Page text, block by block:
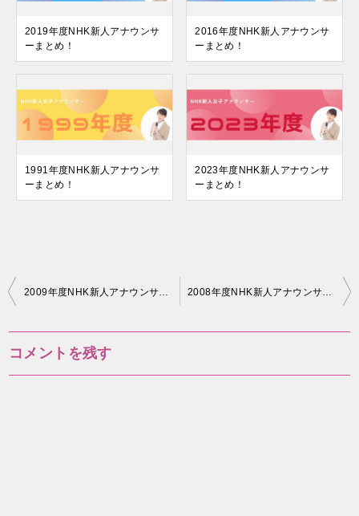
2019年度NHK新人アナウンサ
ーまとめ！
2016年度NHK新人アナウンサ
ーまとめ！
1991年度NHK新人アナウンサ
ーまとめ！
2023年度NHK新人アナウンサ
ーまとめ！
投
2009年度NHK新人アナウンサーまとめ！ 2008年度NHK新人アナウンサーまとめ！
コメントを残す